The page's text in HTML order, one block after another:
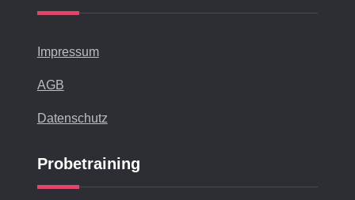
Impressum
AGB
Datenschutz
Probetraining